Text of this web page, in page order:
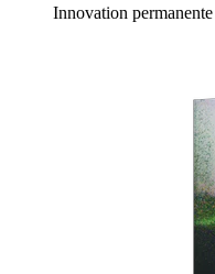
Innovation permanente